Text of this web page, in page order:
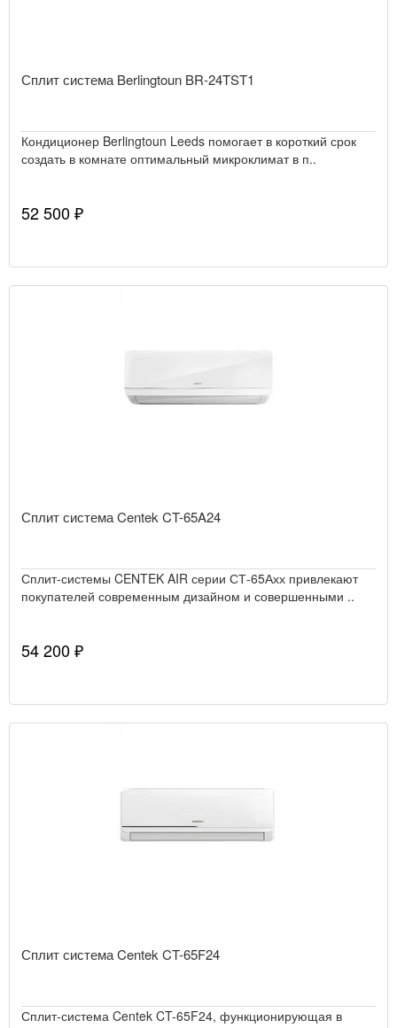
Сплит система Berlingtoun BR-24TST1
Кондиционер Berlingtoun Leeds помогает в короткий срок
создать в комнате оптимальный микроклимат в п..
52 500 ₽
Сплит система Centek CT-65A24
Сплит-системы CENTEK AIR серии СТ-65Ахх привлекают
покупателей современным дизайном и совершенными ..
54 200 ₽
Сплит система Centek CT-65F24
Сплит-система Centek CT-65F24, функционирующая в